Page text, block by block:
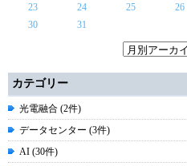
23
24 25 26
30
31
カテゴリー
光電融合 (2件)
データセンター (3件)
AI (30件)